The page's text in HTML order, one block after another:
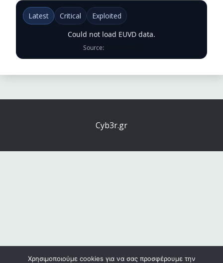
Latest Critical
Exploited
Could not load EUVD data.
Source:
Cyb3r.gr
Χρησιμοποιούμε cookies για να σας προσφέρουμε την